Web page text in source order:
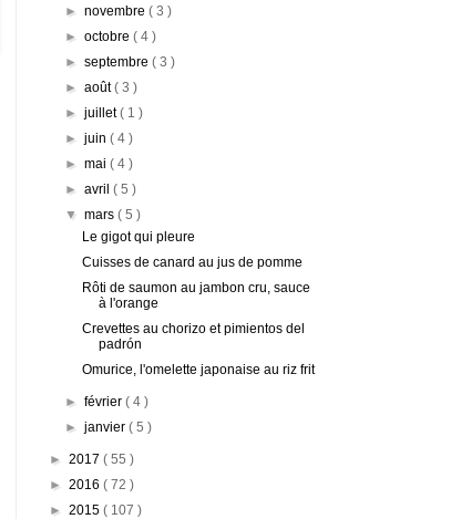
►novembre( 3 )
►octobre( 4 )
►septembre( 3 )
►août( 3 )
►juillet( 1 )
►juin( 4 )
►mai( 4 )
►avril( 5 )
▼mars( 5 )
Le gigot qui pleure
Cuisses de canard au jus de pomme
Rôti de saumon au jambon cru, sauce
à l'orange
Crevettes au chorizo et pimientos del
padrón
Omurice, l'omelette japonaise au riz frit
►février( 4 )
►janvier( 5 )
► 2017 ( 55 )
► 2016 ( 72 )
► 2015 ( 107 )